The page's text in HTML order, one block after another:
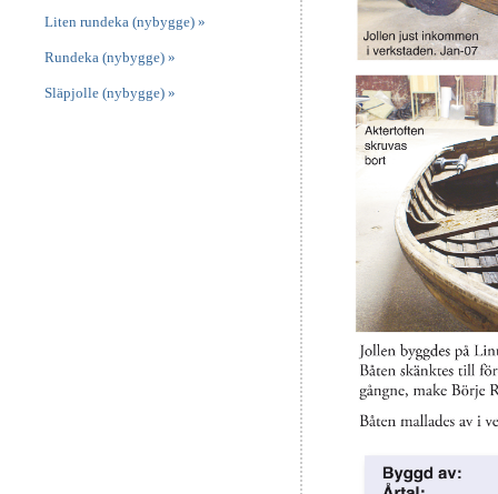
Liten rundeka (nybygge) »
Rundeka (nybygge) »
Släpjolle (nybygge) »